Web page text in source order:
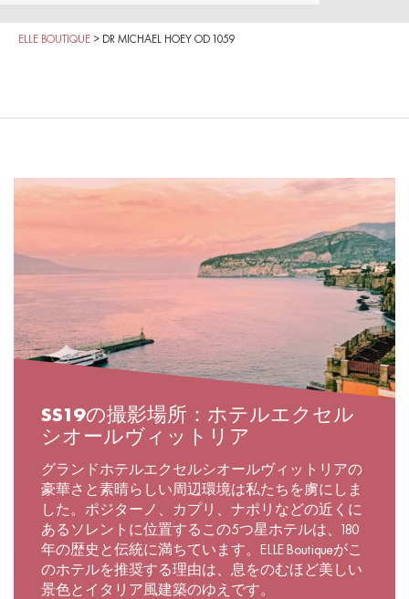
ELLE BOUTIQUE > DR MICHAEL HOEY OD 1059
SS19の撮影場所：ホテルエクセル
シオールヴィットリア
グランドホテルエクセルシオールヴィットリアの
豪華さと素晴らしい周辺環境は私たちを虜にしま
した。ポジターノ、カプリ、ナポリなどの近くに
あるソレントに位置するこの5つ星ホテルは、180
年の歴史と伝統に満ちています。ELLE Boutiqueがこ
のホテルを推奨する理由は、息をのむほど美しい
景色とイタリア風建築のゆえです。